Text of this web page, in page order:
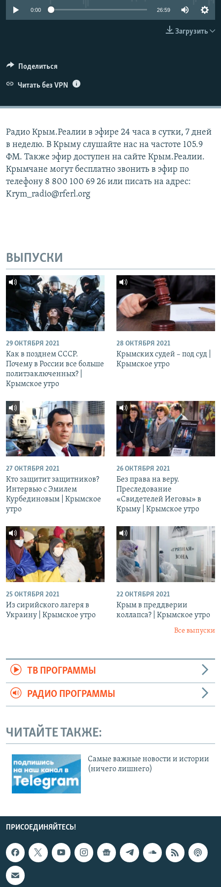
ПОБЕДИТЕЛЕЙ НЕ СУДЯТ?
УКРАИНСКАЯ ПРОБЛЕМА КРЫМА
ПРИСОЕДИНЯЙТЕСЬ!
0:00 26:59
Загрузить
Поделиться
Читать без VPN
Радио Крым.Реалии в эфире 24 часа в сутки, 7 дней
в неделю. В Крыму слушайте нас на частоте 105.9
ФМ. Также эфир доступен на сайте Крым.Реалии.
Крымчане могут бесплатно звонить в эфир по
телефону 8 800 100 69 26 или писать на адрес:
Krym_radio@rferl.org
ВЫПУСКИ
29 ОКТЯБРЯ 2021
Как в позднем СССР.
Почему в России все больше
политзаключенных? |
Крымское утро
28 ОКТЯБРЯ 2021
Крымских судей – под суд |
Крымское утро
27 ОКТЯБРЯ 2021
Кто защитит защитников?
Интервью с Эмилем
Курбединовым | Крымское
утро
26 ОКТЯБРЯ 2021
Без права на веру.
Преследование
«Свидетелей Иеговы» в
Крыму | Крымское утро
25 ОКТЯБРЯ 2021
Из сирийского лагеря в
Украину | Крымское утро
22 ОКТЯБРЯ 2021
Крым в преддверии
коллапса? | Крымское утро
Все выпуски
ТВ ПРОГРАММЫ
РАДИО ПРОГРАММЫ
ЧИТАЙТЕ ТАКЖЕ:
Cамые важные новости и истории
(ничего лишнего)
ПРИСОЕДИНЯЙТЕСЬ!